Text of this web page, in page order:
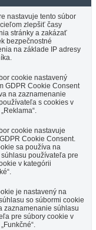
nastavuje tento súbor
zlepšiť časy
stránky a zakázať
bezpečnostné
na základe IP adresy
cookie nastavený
GDPR Cookie Consent
na zaznamenanie
s cookies v
cookie nastavuje
Cookie Consent.
sa používa na
používateľa pre
v kategórii
je nastavený na
so súbormi cookie
zaznamenanie súhlasu
pre súbory cookie v